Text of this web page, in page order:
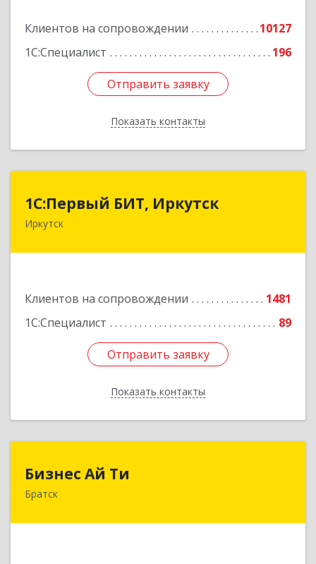
Клиентов на сопровождении
10127
1С:Специалист
196
Отправить заявку
Показать контакты
Отправить заявку
Назад
1С:Первый БИТ, Иркутск
Иркутск
Клиентов на сопровождении
1481
1С:Специалист
89
Отправить заявку
Показать контакты
1С:Первый БИТ, Иркутск
664007, Иркутская обл, Иркутск г, Декабрьских
Отправить заявку
Назад
Бизнес Ай Ти
Братск
665717, Иркутская обл, Братск г, Центральный